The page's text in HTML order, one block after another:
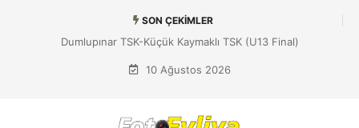
SON ÇEKIMLER
Dumlupınar TSK-Küçük Kaymaklı TSK (U13 Final)
10 Ağustos 2026